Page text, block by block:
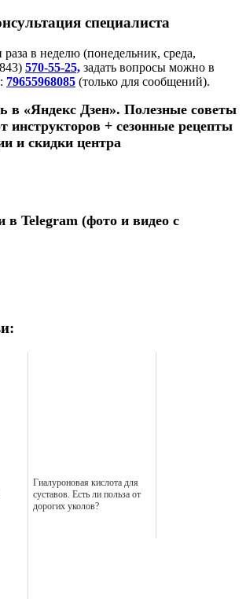
специалиста
раза в неделю (понедельник, среда,
570-55-25, задать вопросы можно в
79655968085 (только для сообщений).
в «Яндекс Дзен». Полезные советы
инструкторов + сезонные рецепты
и скидки центра
в Telegram (фото и видео с
Гиалуроновая кислота для
суставов. Есть ли польза от
дорогих уколов?